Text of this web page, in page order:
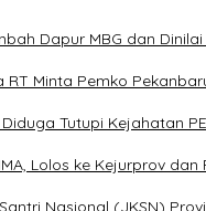
Dapur MBG dan
RT Minta Pemko
Tutupi Kejahatan
Lolos ke Kejurprov dan
Nasional (JKSN)